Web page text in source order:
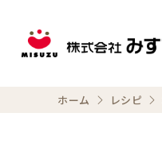
ホーム レシピ